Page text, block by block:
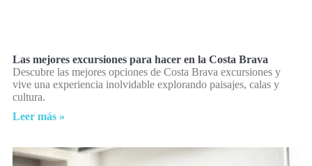
Las mejores excursiones para hacer en la Costa Brava
Descubre las mejores opciones de Costa Brava excursiones y
vive una experiencia inolvidable explorando paisajes, calas y
cultura.
Leer más »